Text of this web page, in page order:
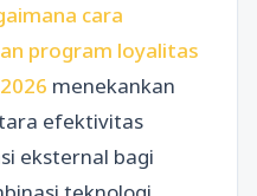
cara
program loyalitas
menekankan
efektivitas
eksternal bagi